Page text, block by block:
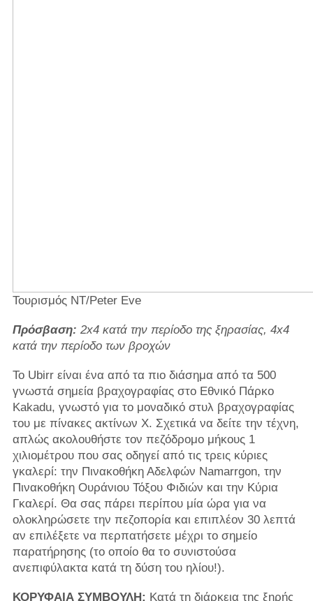
Τουρισμός NT/Peter Eve
Πρόσβαση: 2x4 κατά την περίοδο της ξηρασίας, 4x4
κατά την περίοδο των βροχών
Το Ubirr είναι ένα από τα πιο διάσημα από τα 500
γνωστά σημεία βραχογραφίας στο Εθνικό Πάρκο
Kakadu, γνωστό για το μοναδικό στυλ βραχογραφίας
του με πίνακες ακτίνων Χ. Σχετικά να δείτε την τέχνη,
απλώς ακολουθήστε τον πεζόδρομο μήκους 1
χιλιομέτρου που σας οδηγεί από τις τρεις κύριες
γκαλερί: την Πινακοθήκη Αδελφών Namarrgon, την
Πινακοθήκη Ουράνιου Τόξου Φιδιών και την Κύρια
Γκαλερί. Θα σας πάρει περίπου μία ώρα για να
ολοκληρώσετε την πεζοπορία και επιπλέον 30 λεπτά
αν επιλέξετε να περπατήσετε μέχρι το σημείο
παρατήρησης (το οποίο θα το συνιστούσα
ανεπιφύλακτα κατά τη δύση του ηλίου!).
ΚΟΡΥΦΑΙΑ ΣΥΜΒΟΥΛΗ: Κατά τη διάρκεια της ξηρής